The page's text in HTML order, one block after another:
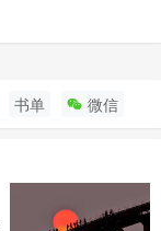
书单 微信